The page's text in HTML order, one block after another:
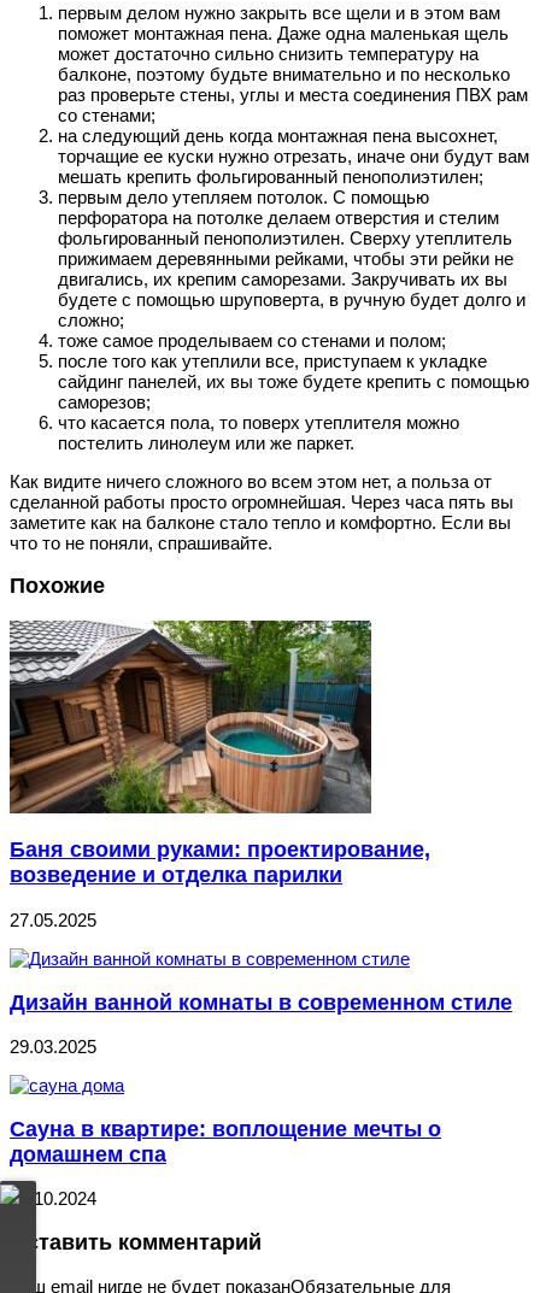
первым делом нужно закрыть все щели и в этом вам
поможет монтажная пена. Даже одна маленькая щель
может достаточно сильно снизить температуру на
балконе, поэтому будьте внимательно и по несколько
раз проверьте стены, углы и места соединения ПВХ рам
со стенами;
на следующий день когда монтажная пена высохнет,
торчащие ее куски нужно отрезать, иначе они будут вам
мешать крепить фольгированный пенополиэтилен;
первым дело утепляем потолок. С помощью
перфоратора на потолке делаем отверстия и стелим
фольгированный пенополиэтилен. Сверху утеплитель
прижимаем деревянными рейками, чтобы эти рейки не
двигались, их крепим саморезами. Закручивать их вы
будете с помощью шруповерта, в ручную будет долго и
сложно;
тоже самое проделываем со стенами и полом;
после того как утеплили все, приступаем к укладке
сайдинг панелей, их вы тоже будете крепить с помощью
саморезов;
что касается пола, то поверх утеплителя можно
постелить линолеум или же паркет.
Как видите ничего сложного во всем этом нет, а польза от
сделанной работы просто огромнейшая. Через часа пять вы
заметите как на балконе стало тепло и комфортно. Если вы
что то не поняли, спрашивайте.
Похожие
Баня своими руками: проектирование,
возведение и отделка парилки
27.05.2025
Дизайн ванной комнаты в современном стиле
29.03.2025
Сауна в квартире: воплощение мечты о
домашнем спа
24.10.2024
Оставить комментарий
Ваш email нигде не будет показанОбязательные для